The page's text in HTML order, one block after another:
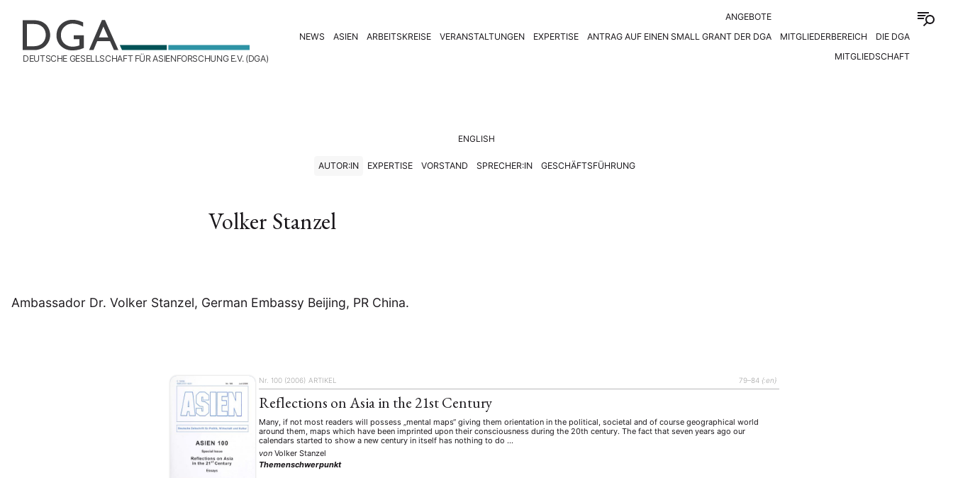
DEUTSCHE GESELLSCHAFT FÜR ASIENFORSCHUNG E.V. (DGA)
NEWS ASIEN ARBEITSKREISE VERANSTALTUNGEN EXPERTISE
ANGEBOTE
ANTRAG AUF EINEN SMALL GRANT DER DGA
MITGLIEDERBEREICH
DIE DGA
MITGLIEDSCHAFT
ENGLISH
AUTOR:IN EXPERTISE VORSTAND SPRECHER:IN GESCHÄFTSFÜHRUNG
Volker Stanzel
Ambassador Dr. Volker Stanzel, German Embassy Beijing, PR China.
Nr. 100 (2006) ARTIKEL 79–84 {:en}
Reflections on Asia in the 21st Century
Many, if not most readers will possess „mental maps“ giving them orientation in the political, societal and of course geographical world
around them, maps which have been imprinted upon their consciousness during the 20th century. The fact that seven years ago our
calendars started to show a new century in itself has nothing to do …
von Volker Stanzel
Themenschwerpunkt